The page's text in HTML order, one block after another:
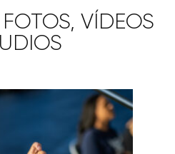
VÍDEOS